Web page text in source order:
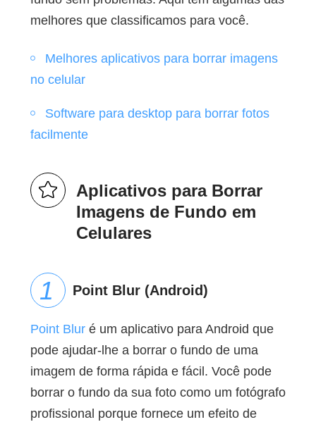
melhores que classificamos para você.
Melhores aplicativos para borrar imagens
no celular
Software para desktop para borrar fotos
facilmente
Aplicativos para Borrar
Imagens de Fundo em
Celulares
Point Blur (Android)
Point Bluré um aplicativo para Android que
pode ajudar-lhe a borrar o fundo de uma
imagem de forma rápida e fácil. Você pode
borrar o fundo da sua foto como um fotógrafo
profissional porque fornece um efeito de